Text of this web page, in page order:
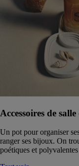
Accessoires de
Un pot pour organiser
ranger ses bijoux. On
poétiques et